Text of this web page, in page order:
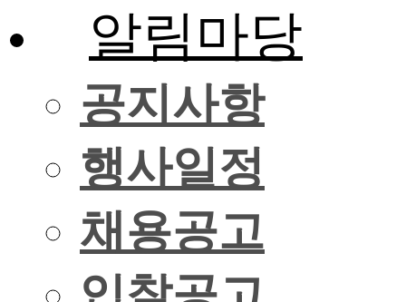
알림마당
공지사항
행사일정
채용공고